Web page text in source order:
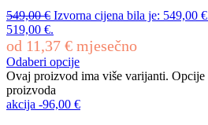
549,00€ Izvorna cijena bila je: 549,00
519,00 €.
od 11,37 € mjesečno
Odaberi opcije
Ovaj proizvod ima više varijanti. Opcije
proizvoda
akcija -96,00 €